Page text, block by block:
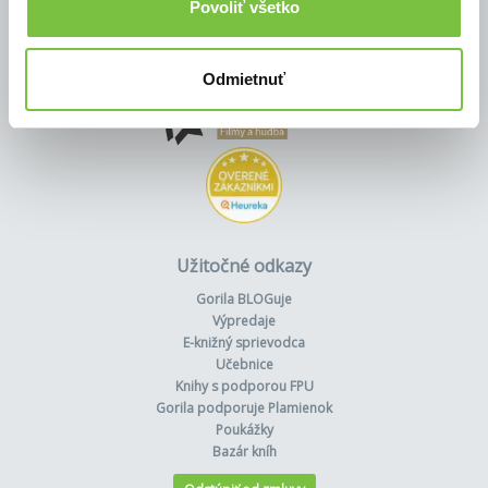
Povoliť všetko
Odmietnuť
Užitočné odkazy
Gorila BLOGuje
Výpredaje
E-knižný sprievodca
Učebnice
Knihy s podporou FPU
Gorila podporuje Plamienok
Poukážky
Bazár kníh